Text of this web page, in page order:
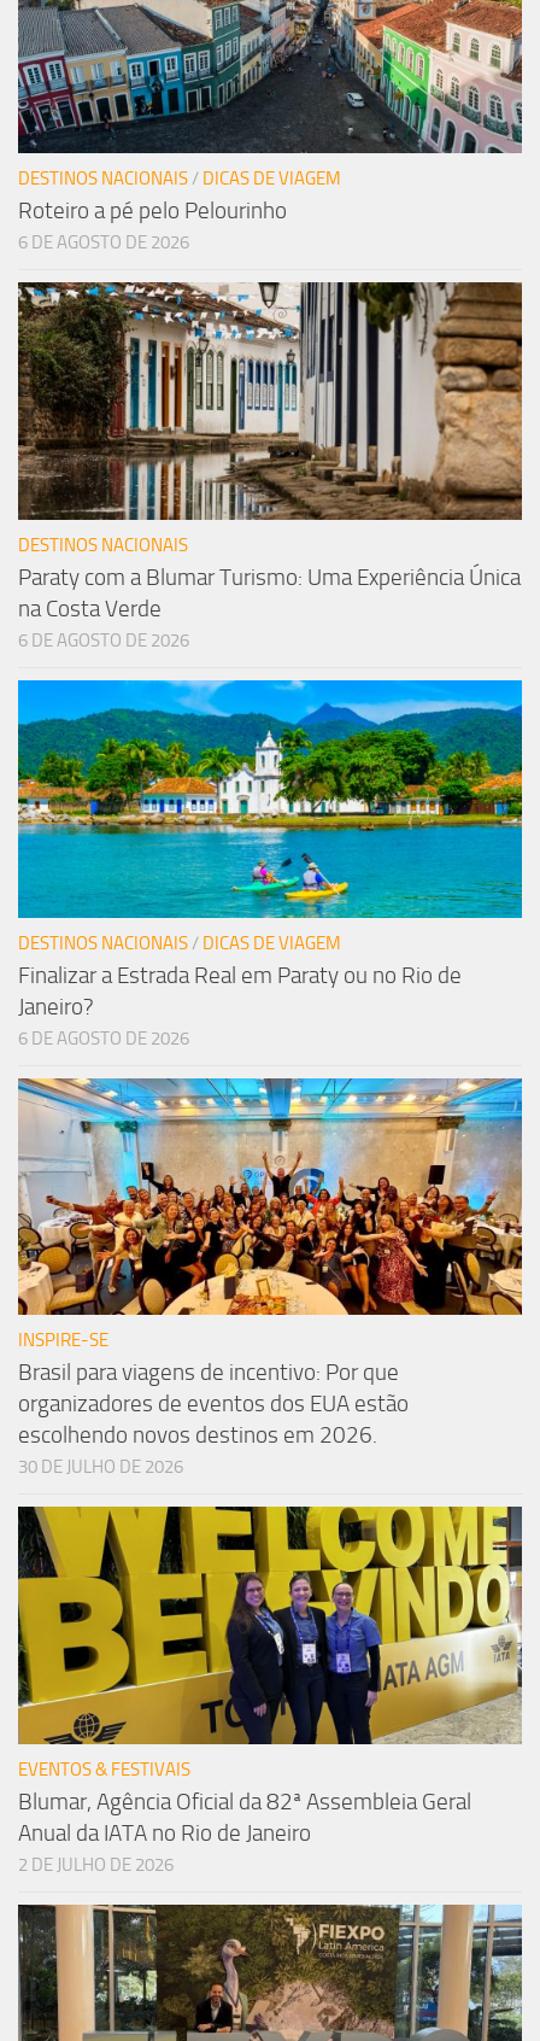
DESTINOS NACIONAIS/ DICAS DE VIAGEM
Roteiro a pé pelo Pelourinho
6 DE AGOSTO DE 2026
DESTINOS NACIONAIS
Paraty com a Blumar Turismo: Uma Experiência Única
na Costa Verde
6 DE AGOSTO DE 2026
DESTINOS NACIONAIS / DICAS DE VIAGEM
Finalizar a Estrada Real em Paraty ou no Rio de
Janeiro?
6 DE AGOSTO DE 2026
INSPIRE-SE
Brasil para viagens de incentivo: Por que
organizadores de eventos dos EUA estão
escolhendo novos destinos em 2026.
30 DE JULHO DE 2026
EVENTOS & FESTIVAIS
Blumar, Agência Oficial da 82ª Assembleia Geral
Anual da IATA no Rio de Janeiro
2 DE JULHO DE 2026